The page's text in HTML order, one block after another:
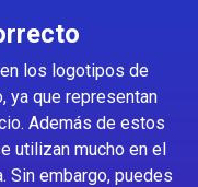
los logotipos de
ya que representan
Además de estos
utilizan mucho en el
Sin embargo, puedes